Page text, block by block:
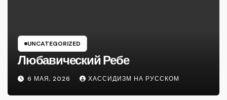
UNCATEGORIZED
Любавический Ребе
6 МАЯ, 2026 ХАССИДИЗМ НА РУССКОМ